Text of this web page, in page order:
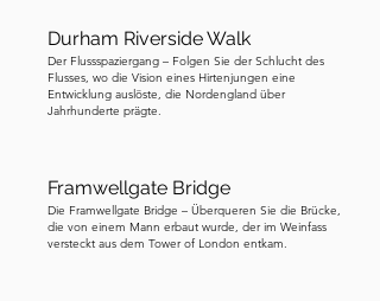
Durham Riverside Walk
Der Flussspaziergang – Folgen Sie der Schlucht des
Flusses, wo die Vision eines Hirtenjungen eine
Entwicklung auslöste, die Nordengland über
Jahrhunderte prägte.
Framwellgate Bridge
Die Framwellgate Bridge – Überqueren Sie die Brücke,
die von einem Mann erbaut wurde, der im Weinfass
versteckt aus dem Tower of London entkam.